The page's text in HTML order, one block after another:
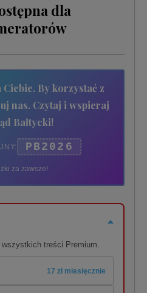
dla
By korzystać z
nas. Czytaj i wspieraj
Bałtycki!
PB2026
za zawsze!
wszystkich treści Premium.
17 zł miesięcznie